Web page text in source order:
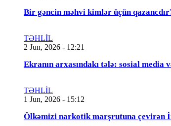
Bir gəncin məhvi kimlər üçün
TƏHLİL
2 Jun, 2026 - 12:21
Ekranın arxasındakı tələ: sosial media
TƏHLİL
1 Jun, 2026 - 15:12
Ölkəmizi narkotik marşrutuna çevirən